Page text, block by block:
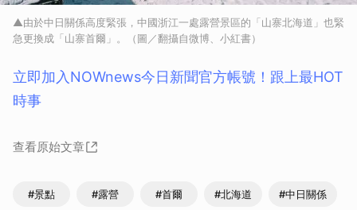
▲由於中日關係高度緊張，中國浙江一處露營景區的「山寨北海道」也緊
急更換成「山寨首爾」。（圖／翻攝自微博、小紅書）
立即加入NOWnews今⽇新聞官⽅帳號！跟上最HOT
時事
查看原始文章
#景點 #露營 #首爾 #北海道 #中日關係